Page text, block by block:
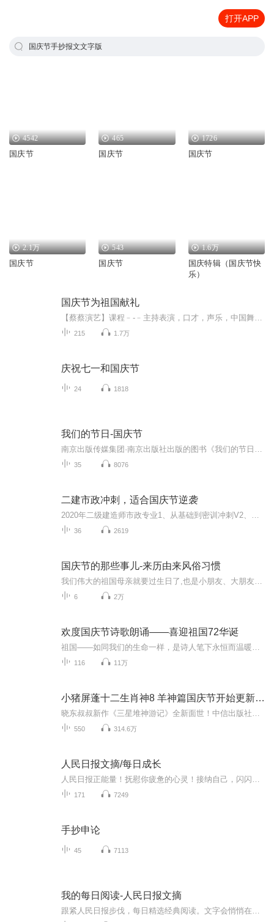
打开APP
国庆节手抄报文文字版
4542
国庆节
465
国庆节
1726
国庆节
2.1万
国庆节
543
国庆节
1.6万
国庆特辑（国庆节快
乐）
国庆节为祖国献礼
215 1.7万
庆祝七一和国庆节
24 1818
我们的节日-国庆节
35 8076
二建市政冲刺，适合国庆节逆袭
36 2619
国庆节的那些事儿-来历由来风俗习惯
6 2万
欢度国庆节诗歌朗诵——喜迎祖国72华诞
116 11万
小猪屏蓬十二生肖神8 羊神篇国庆节开始更新啦！
550 314.6万
人民日报文摘/每日成长
171 7249
手抄申论
45 7113
我的每日阅读-人民日报文摘